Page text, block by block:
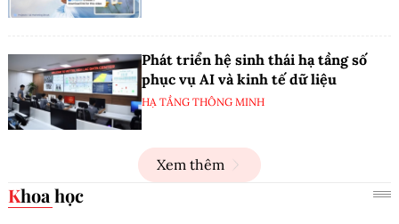
Phát triển hệ sinh thái hạ tầng số
phục vụ AI và kinh tế dữ liệu
HẠ TẦNG THÔNG MINH
Xem thêm
Khoa học